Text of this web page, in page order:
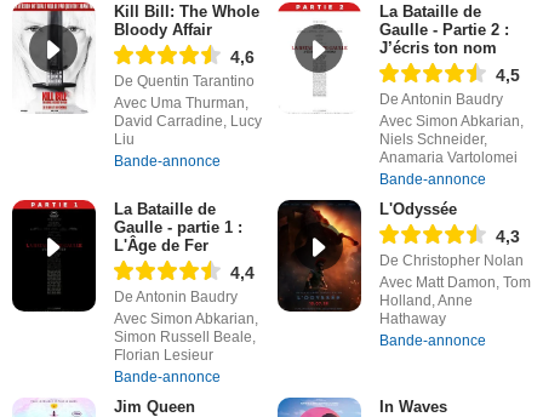
Kill Bill: The Whole
Bloody Affair
4,6
De Quentin Tarantino
Avec Uma Thurman,
David Carradine, Lucy
Liu
Bande-annonce
La Bataille de
Gaulle - Partie 2 :
J’écris ton nom
4,5
De Antonin Baudry
Avec Simon Abkarian,
Niels Schneider,
Anamaria Vartolomei
Bande-annonce
La Bataille de
Gaulle - partie 1 :
L'Âge de Fer
4,4
De Antonin Baudry
Avec Simon Abkarian,
Simon Russell Beale,
Florian Lesieur
Bande-annonce
L'Odyssée
4,3
De Christopher Nolan
Avec Matt Damon, Tom
Holland, Anne
Hathaway
Bande-annonce
Jim Queen In Waves